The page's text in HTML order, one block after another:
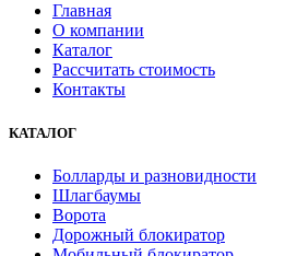
Главная
О компании
Каталог
Рассчитать стоимость
Контакты
КАТАЛОГ
Болларды и разновидности
Шлагбаумы
Ворота
Дорожный блокиратор